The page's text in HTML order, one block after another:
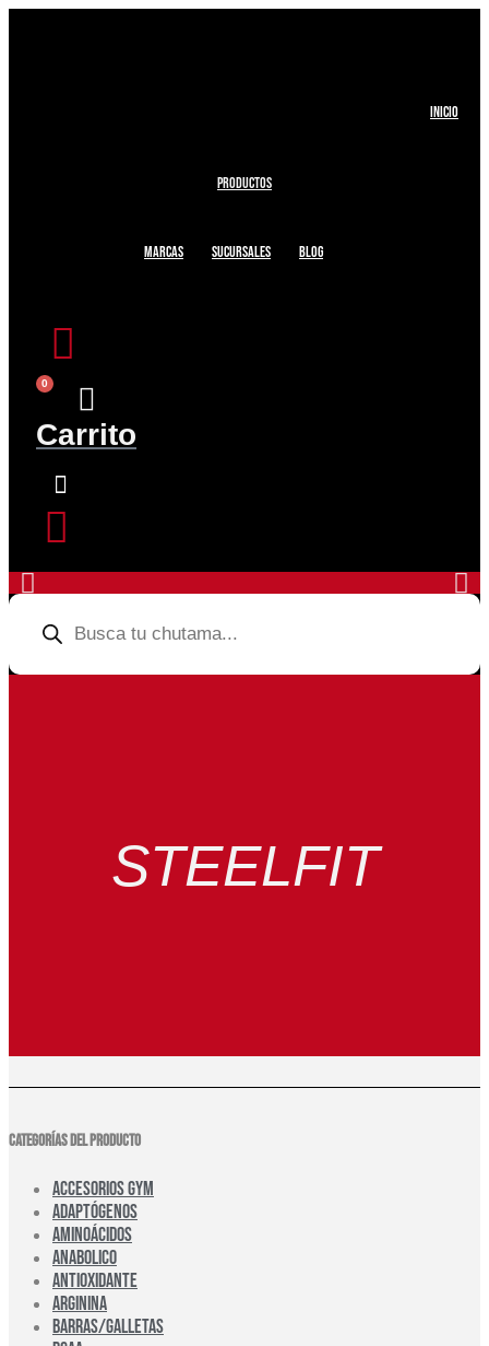
INICIO
productos
MARCAS SUCURSALES BLOG
0
Carrito
search
STEELFIT
CATEGORÍAS DEL PRODUCTO
ACCESORIOS GYM
ADAPTÓGENOS
AMINOÁCIDOS
ANABOLICO
ANTIOXIDANTE
ARGININA
BARRAS/GALLETAS